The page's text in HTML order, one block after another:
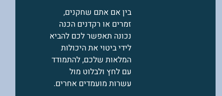
בין אם אתם שחקנים,
זמרים או רקדנים הכנה
נכונה תאפשר לכם להביא
לידי ביטוי את היכולות
המלאות שלכם, להתמודד
עם לחץ ולבלוט מול
עשרות מועמדים אחרים.